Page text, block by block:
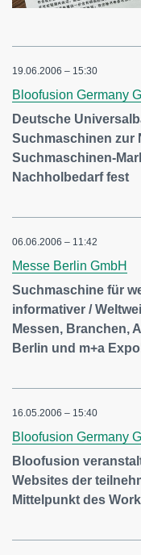
19.06.2006 – 15:30
Bloofusion Germany
Deutsche
Suchmaschinen zur
Suchmaschinen-
Nachholbedarf fest
06.06.2006 – 11:42
Messe Berlin GmbH
Suchmaschine für
informativer /
Messen, Branchen,
Berlin und m+a
16.05.2006 – 15:40
Bloofusion Germany
Bloofusion
Websites der
Mittelpunkt des